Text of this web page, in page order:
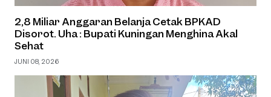
2,8 Miliar Anggaran Belanja Cetak BPKAD
Disorot. Uha : Bupati Kuningan Menghina Akal
Sehat
JUNI 08, 2026